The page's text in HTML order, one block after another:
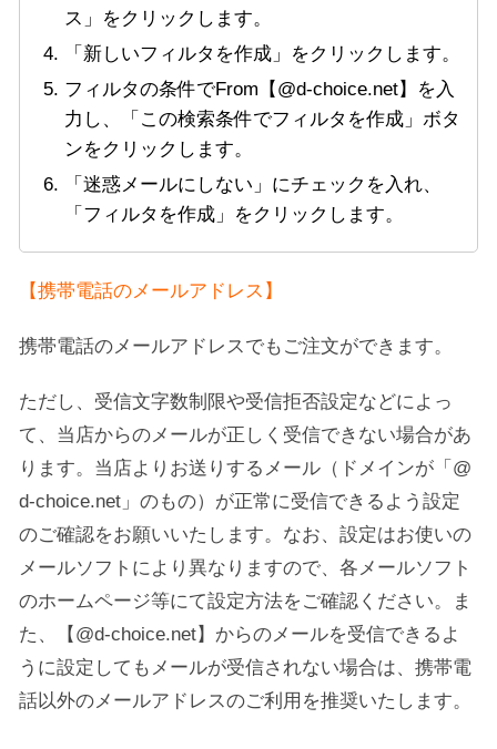
ス」をクリックします。
「新しいフィルタを作成」をクリックします。
フィルタの条件でFrom【@d-choice.net】を入
力し、「この検索条件でフィルタを作成」ボタ
ンをクリックします。
「迷惑メールにしない」にチェックを入れ、
「フィルタを作成」をクリックします。
【携帯電話のメールアドレス】
携帯電話のメールアドレスでもご注文ができます。
ただし、受信文字数制限や受信拒否設定などによっ
て、当店からのメールが正しく受信できない場合があ
ります。当店よりお送りするメール（ドメインが「@
d-choice.net」のもの）が正常に受信できるよう設定
のご確認をお願いいたします。なお、設定はお使いの
メールソフトにより異なりますので、各メールソフト
のホームページ等にて設定方法をご確認ください。ま
た、【@d-choice.net】からのメールを受信できるよ
うに設定してもメールが受信されない場合は、携帯電
話以外のメールアドレスのご利用を推奨いたします。